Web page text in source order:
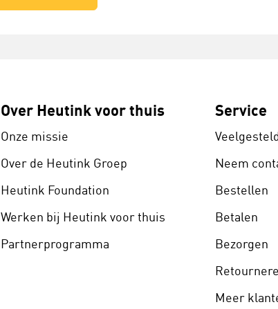
Over Heutink voor thuis
Onze missie
Over de Heutink Groep
Heutink Foundation
Werken bij Heutink voor thuis
Partnerprogramma
Service
Neem
Bestellen
Betalen
Bezorgen
Meer